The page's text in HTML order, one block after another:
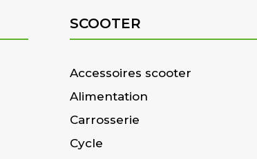
SCOOTER
Accessoires scooter
Alimentation
Carrosserie
Cycle